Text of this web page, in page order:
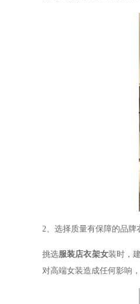
2、选择质量有保障的品牌
挑选服装店衣架女装时，
对高端女装造成任何影响